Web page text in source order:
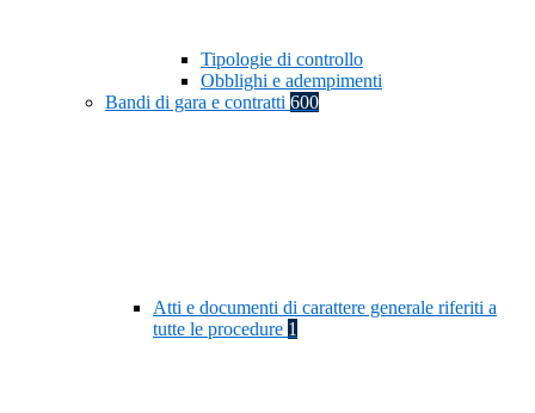
Tipologie di controllo
Obblighi e adempimenti
Bandi di gara e contratti 600
Atti e documenti di carattere generale riferiti a
tutte le procedure 1